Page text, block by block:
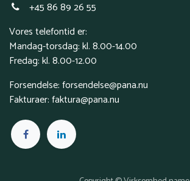
+45 86 89 26 55
Vores telefontid er:
Mandag-torsdag: kl. 8.00-14.00
Fredag: kl. 8.00-12.00
Forsendelse: forsendelse@pana.nu
Fakturaer: faktura@pana.nu